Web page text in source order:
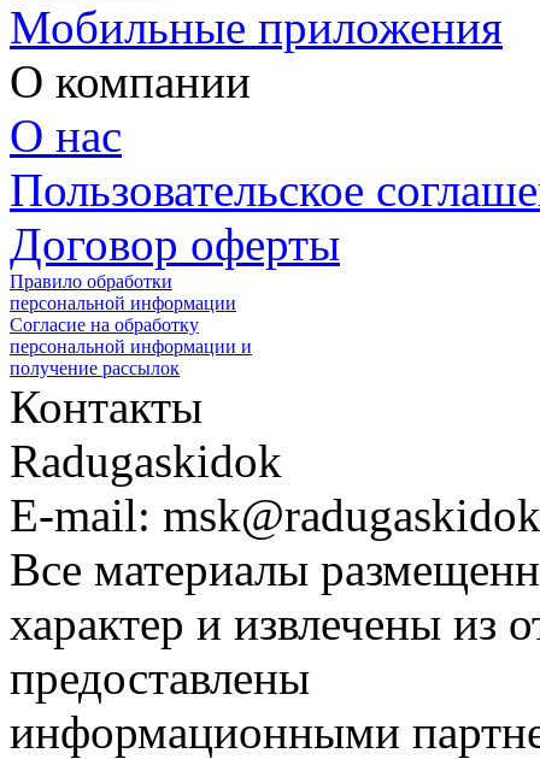
Мобильные приложения
О компании
О нас
Пользовательское
Договор оферты
Правило обработки
персональной информации
Согласие на обработку
персональной информации и
получение рассылок
Контакты
Radugaskidok
E-mail:
Все материалы
характер и извлечены из
предоставлены
информационными